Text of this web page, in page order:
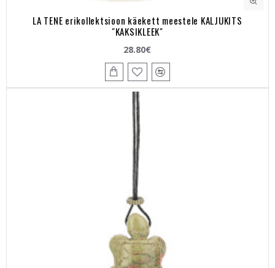
LA TENE erikollektsioon käekett meestele KALJUKITS
"KAKSIKLEEK"
28.80€